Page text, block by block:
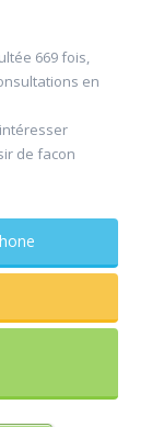
669 fois,
en
de facon